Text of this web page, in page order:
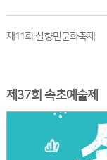
제11회 실향민문화축제
제37회 속초예술제